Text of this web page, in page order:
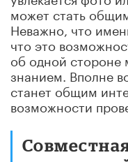
может стать
Неважно, что
что это
об одной стороне
знанием. Вполне
станет общим
возможности